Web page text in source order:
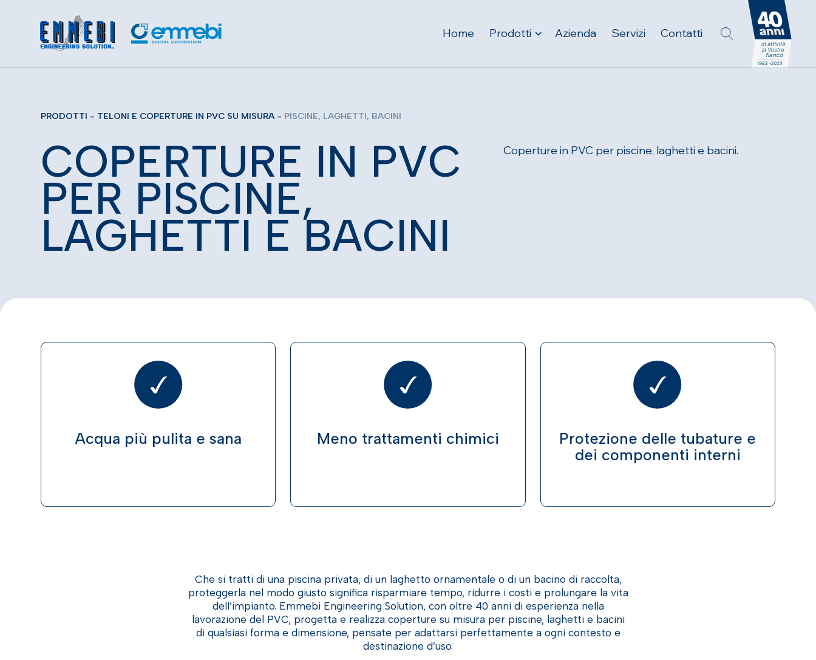
Home Prodotti Azienda Servizi Contatti
PRODOTTI - TELONI E COPERTURE IN PVC SU MISURA - PISCINE, LAGHETTI, BACINI
COPERTURE IN PVC
PER PISCINE,
LAGHETTI E BACINI
Coperture in PVC per piscine, laghetti e bacini.
Acqua più pulita e sana Meno trattamenti chimici
Protezione delle tubature e
dei componenti interni
Che si tratti di una piscina privata, di un laghetto ornamentale o di un bacino di raccolta,
proteggerla nel modo giusto significa risparmiare tempo, ridurre i costi e prolungare la vita
dell’impianto. Emmebi Engineering Solution, con oltre 40 anni di esperienza nella
lavorazione del PVC, progetta e realizza coperture su misura per piscine, laghetti e bacini
di qualsiasi forma e dimensione, pensate per adattarsi perfettamente a ogni contesto e
destinazione d’uso.